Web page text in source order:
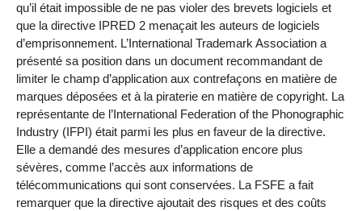
qu’il était impossible de ne pas violer des brevets logiciels et
que la directive IPRED 2 menaçait les auteurs de logiciels
d’emprisonnement. L’International Trademark Association a
présenté sa position dans un document recommandant de
limiter le champ d’application aux contrefaçons en matière de
marques déposées et à la piraterie en matière de copyright. La
représentante de l’International Federation of the Phonographic
Industry (IFPI) était parmi les plus en faveur de la directive.
Elle a demandé des mesures d’application encore plus
sévères, comme l’accès aux informations de
télécommunications qui sont conservées. La FSFE a fait
remarquer que la directive ajoutait des risques et des coûts